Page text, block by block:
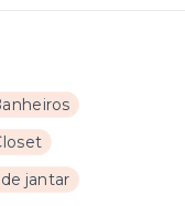
de jantar